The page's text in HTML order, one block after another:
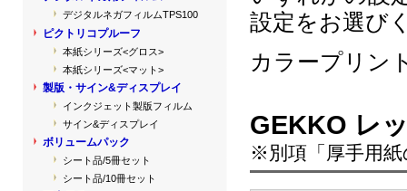
設定をお選び
カラープリン
GEKKO レ
※別項「厚手用
デジタルネガフィルムTPS100
ピクトリコプルーフ
本紙シリーズ<グロス>
本紙シリーズ<マット>
製版・サイン&ディスプレイ
インクジェット製版フィルム
サイン&ディスプレイ
ボリュームパック
シート品/5冊セット
シート品/10冊セット